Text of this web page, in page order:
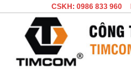
CSKH: 0986 833 960